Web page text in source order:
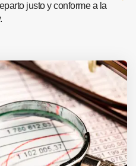
justo y conforme a la